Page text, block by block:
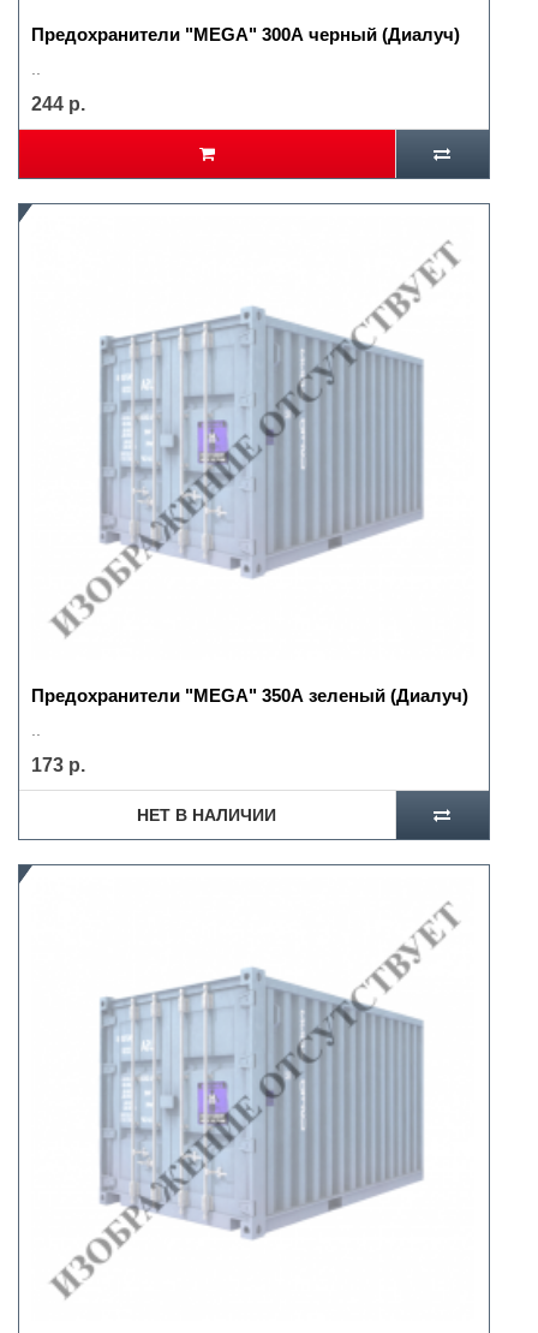
Предохранители "MEGA" 300А черный (Диалуч)
244 р.
Предохранители "MEGA" 350А зеленый (Диалуч)
173 р.
НЕТ В НАЛИЧИИ